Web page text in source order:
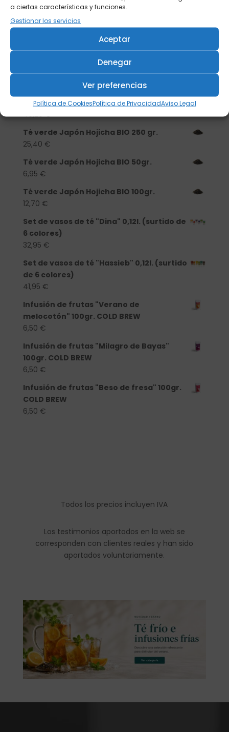
a ciertas características y funciones.
Gestionar los servicios
Aceptar
Denegar
Ver preferencias
Política de CookiesPolítica de PrivacidadAviso Legal
Tisanera "Christmas Cats" 0,25l.
porcelana
Té verde Japón Hojicha BIO 500 gr.
46,20€
Té verde Japón Hojicha BIO 250 gr.
25,40 €
Té verde Japón Hojicha BIO 50gr.
6,95 €
Té verde Japón Hojicha BIO 100gr.
12,70 €
Set de vasos de té "Dina" 0,12l. (surtido de
6 colores)
32,95 €
Set de vasos de té "Hassieb" 0,12l. (surtido
de 6 colores)
41,95 €
Infusión de frutas "Verano de
melocotón" 100gr. COLD BREW
6,50 €
Infusión de frutas "Milagro de Bayas"
100gr. COLD BREW
6,50 €
Infusión de frutas "Beso de fresa" 100gr.
COLD BREW
6,50 €
Todos los precios incluyen IVA
Los testimonios aportados en la web se
corresponden con clientes reales y han sido
aportados voluntariamente.